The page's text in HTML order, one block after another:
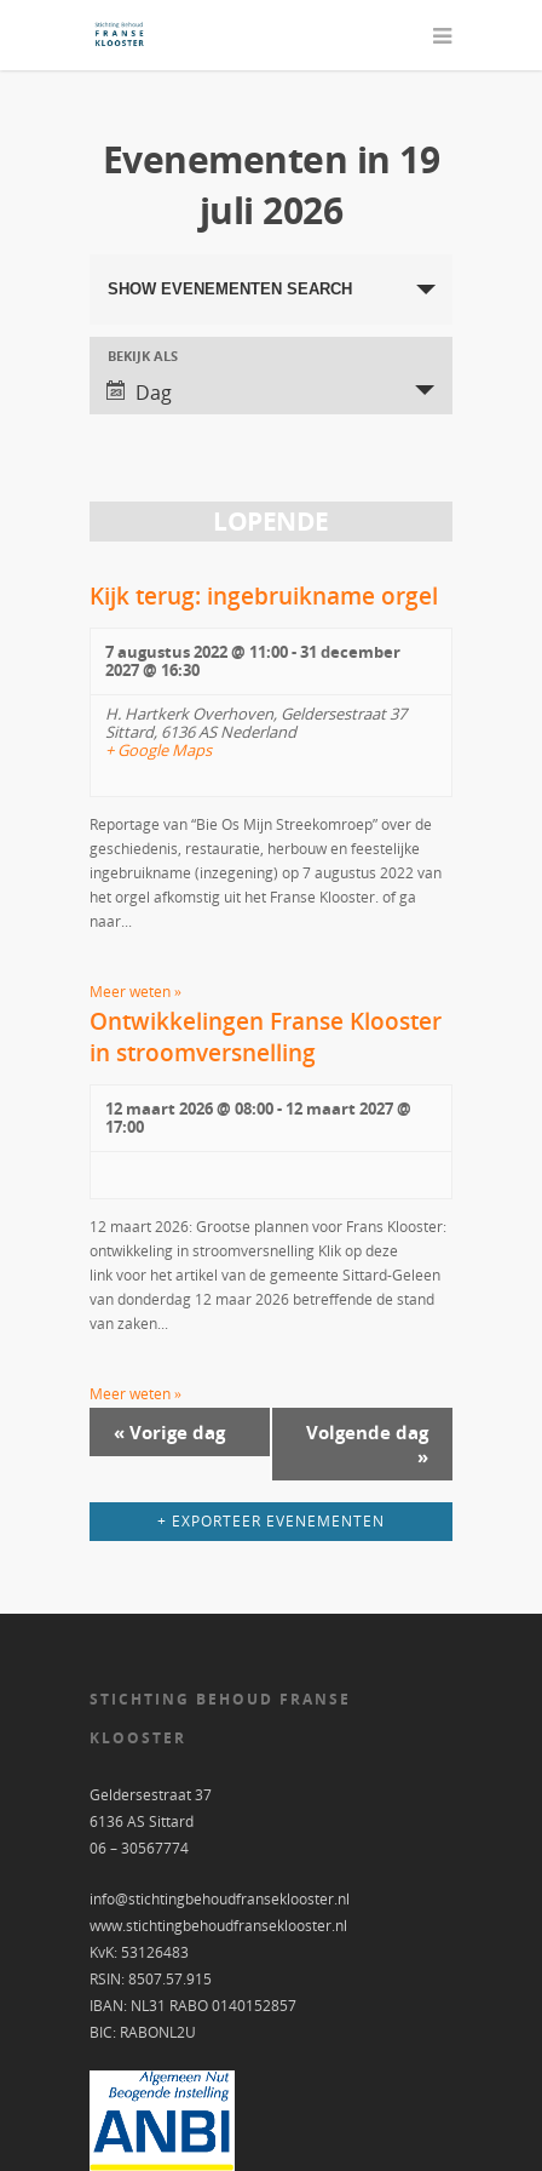
Evenementen in 19
juli 2026
Evenementen
and
Views
SHOW EVENEMENTEN SEARCH
Evenement
Views
BEKIJK ALS
Dag
LOPENDE
Kijk terug: ingebruikname orgel
7 augustus 2022 @ 11:00-31 december
2027 @ 16:30
H. Hartkerk Overhoven, Geldersestraat 37
Sittard, 6136 AS Nederland
+ Google Maps
Reportage van “Bie Os Mijn Streekomroep” over de
geschiedenis, restauratie, herbouw en feestelijke
ingebruikname (inzegening) op 7 augustus 2022 van
het orgel afkomstig uit het Franse Klooster. of ga
naar...
Meer weten »
Ontwikkelingen Franse Klooster
in stroomversnelling
12 maart 2026 @ 08:00- 12 maart 2027 @
17:00
12 maart 2026: Grootse plannen voor Frans Klooster:
ontwikkeling in stroomversnelling Klik op deze
link voor het artikel van de gemeente Sittard-Geleen
van donderdag 12 maar 2026 betreffende de stand
van zaken...
Meer weten »
« Vorige dag
Volgende dag
»
+ EXPORTEER EVENEMENTEN
STICHTING BEHOUD FRANSE
KLOOSTER
Geldersestraat 37
6136 AS Sittard
06 – 30567774
info@stichtingbehoudfranseklooster.nl
www.stichtingbehoudfranseklooster.nl
KvK: 53126483
RSIN: 8507.57.915
IBAN: NL31 RABO 0140152857
BIC: RABONL2U